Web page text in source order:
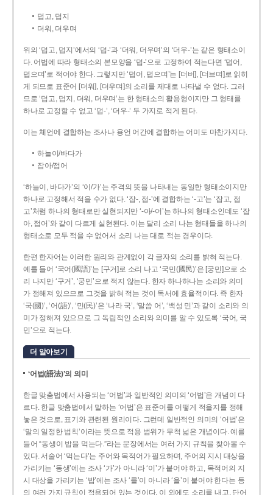
덥고, 덥지
더워, 더우며
위의 ‘덥고, 덥지’에서의 ‘덥-­’과 ‘더워, 더우며’의 ‘더우-­’는 같은 형태소이
다. 어법에 따라 형태소의 본모양을 ‘덥-­’으로 고정하여 적는다면 ‘덥어,
덥으며’로 적어야 한다. 그렇지만 ‘덥어, 덥으며’는 [더버], [더브며]로 읽히
게 되므로 표준어 [더워], [더우며]의 소리를 제대로 나타낼 수 없다. 그러
므로 ‘덥고, 덥지, 더워, 더우며’는 한 형태소의 활용형이지만 그 형태를
하나로 고정할 수 없고 ‘덥-’, ‘더우-’ 두 가지로 적게 된다.
이는 체언에 결합하는 조사나 용언 어간에 결합하는 어미도 마찬가지다.
하늘이/바다가
잡아/접어
‘하늘이, 바다가’의 ‘이/가’는 주격의 뜻을 나타내는 동일한 형태소이지만
하나로 고정해서 적을 수가 없다. ‘잡-, 접-’에 결합하는 ‘-고’는 ‘잡고, 접
고’처럼 하나의 형태로만 실현되지만 ‘-아/-어’는 하나의 형태소인데도 ‘잡
아, 접어’와 같이 다르게 실현된다. 이는 달리 소리 나는 형태들을 하나의
형태소로 모두 적을 수 없어서 소리 나는 대로 적는 경우이다.
한편 한자어는 이러한 원리와 관계없이 각 글자의 소리를 밝혀 적는다.
예를 들어 ‘국어(國語)’는 [구거]로 소리 나고 ‘국민(國民)’은 [궁민]으로 소
리 나지만 ‘구거’, ‘궁민’으로 적지 않는다. 한자 하나하나는 소리와 의미
가 정해져 있으므로 그것을 밝혀 적는 것이 독서에 효율적이다. 즉 한자
‘국(國)’, ‘어(語)’, ‘민(民)’은 ‘나라 국’, ‘말씀 어’, ‘백성 민’과 같이 소리와 의
미가 정해져 있으므로 그 독립적인 소리와 의미를 알 수 있도록 ‘국어, 국
민’으로 적는다.
더 알아보기
‘어법(語法)’의 의미
한글 맞춤법에서 사용되는 ‘어법’과 일반적인 의미의 ‘어법’은 개념이 다
르다. 한글 맞춤법에서 말하는 ‘어법’은 표준어를 어떻게 적을지를 정해
놓은 것으로, 표기와 관련된 원리이다. 그런데 일반적인 의미의 ‘어법’은
‘말의 일정한 법칙’이라는 뜻으로 적용 범위가 무척 넓은 개념이다. 예를
들어 “동생이 밥을 먹는다.”라는 문장에서는 여러 가지 규칙을 찾아볼 수
있다. 서술어 ‘먹는다’는 주어와 목적어가 필요하며, 주어의 지시 대상을
가리키는 ‘동생’에는 조사 ‘가’가 아니라 ‘이’가 붙어야 하고, 목적어의 지
시 대상을 가리키는 ‘밥’에는 조사 ‘를’이 아니라 ‘을’이 붙어야 한다는 등
의 여러 가지 규칙이 적용되어 있는 것이다. 이 외에도 소리를 내고, 단어